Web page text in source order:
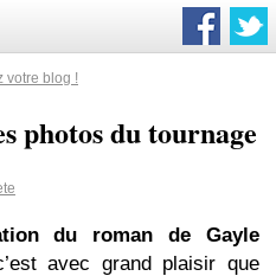
votre blog !
photos du tournage
du roman de Gayle
avec grand plaisir que